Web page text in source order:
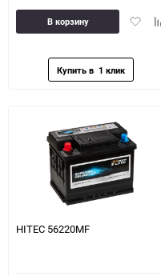
В корзину
HITEC 56220MF